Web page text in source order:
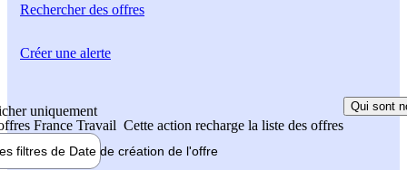
Rechercherdes offres
uniquement
France Travail Cette action recharge la liste des offres
Qui sont
filtres de Date de création de l'offre
Créer une alerte